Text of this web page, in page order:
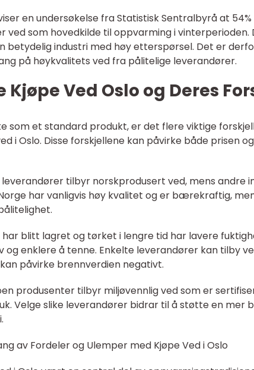
en undersøkelse fra Statistisk Sentralbyrå at
ved som hovedkilde til oppvarming i
betydelig industri med høy etterspørsel. Det er
på høykvalitets ved fra pålitelige leverandører.
Kjøpe Ved Oslo og Deres
som et standard produkt, er det flere viktige
i Oslo. Disse forskjellene kan påvirke både prisen
leverandører tilbyr norskprodusert ved, mens andre
har vanligvis høy kvalitet og er bærekraftig,
har blitt lagret og tørket i lengre tid har lavere
og enklere å tenne. Enkelte leverandører kan tilby
påvirke brennverdien negativt.
produsenter tilbyr miljøvennlig ved som er
Velge slike leverandører bidrar til å støtte en mer
av Fordeler og Ulemper med Kjøpe Ved i Oslo